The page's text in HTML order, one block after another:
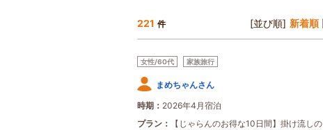
221 件 [並び順] 新着順
女性/60代 家族旅行
まめちゃんさん
時期
2026年4月宿泊
プラン
【じゃらんのお得な10日間】掛け流しの